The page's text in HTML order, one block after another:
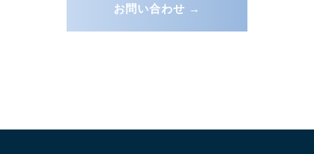
お問い合わせ →